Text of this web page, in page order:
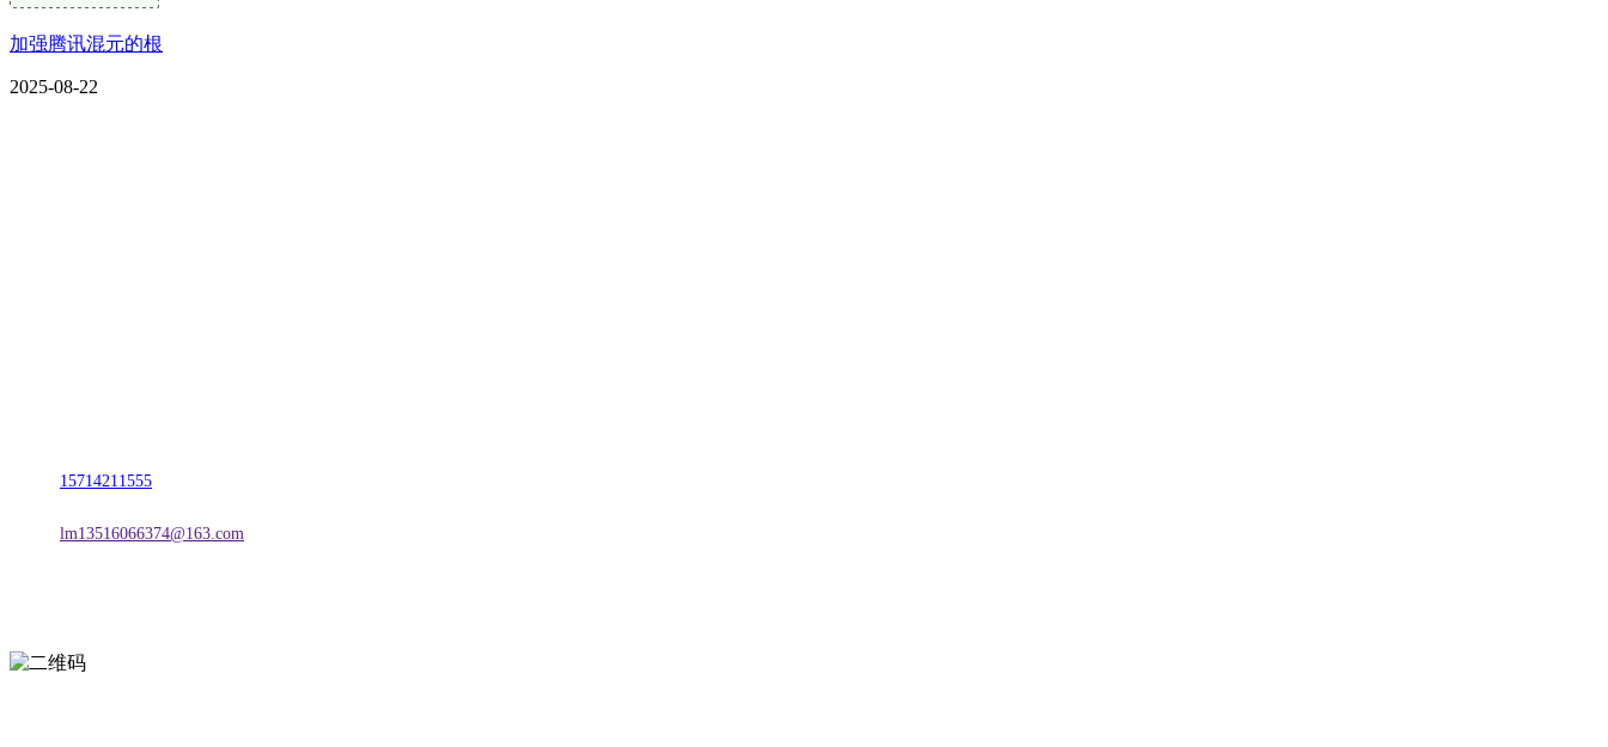
加强腾讯混元的根
2025-08-22
15714211555
lm13516066374@163.com